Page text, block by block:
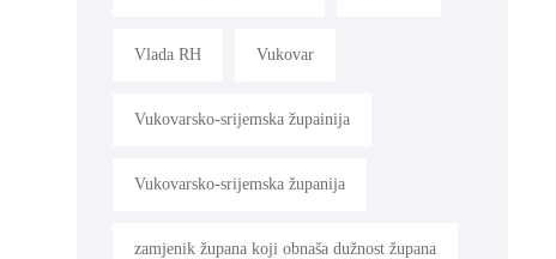
Vlada RH Vukovar
Vukovarsko-srijemska župainija
Vukovarsko-srijemska županija
zamjenik župana koji obnaša dužnost župana